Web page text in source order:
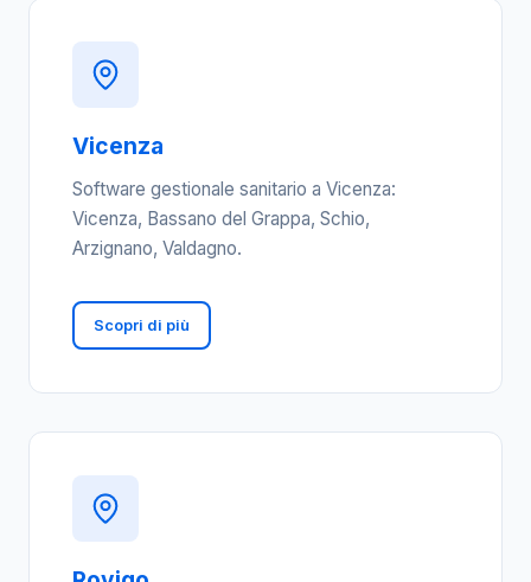
Vicenza
Software gestionale sanitario a Vicenza:
Vicenza, Bassano del Grappa, Schio,
Arzignano, Valdagno.
Scopri di più